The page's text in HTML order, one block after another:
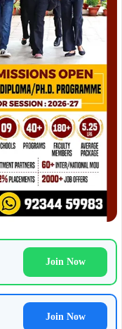
Join Now
Join Now